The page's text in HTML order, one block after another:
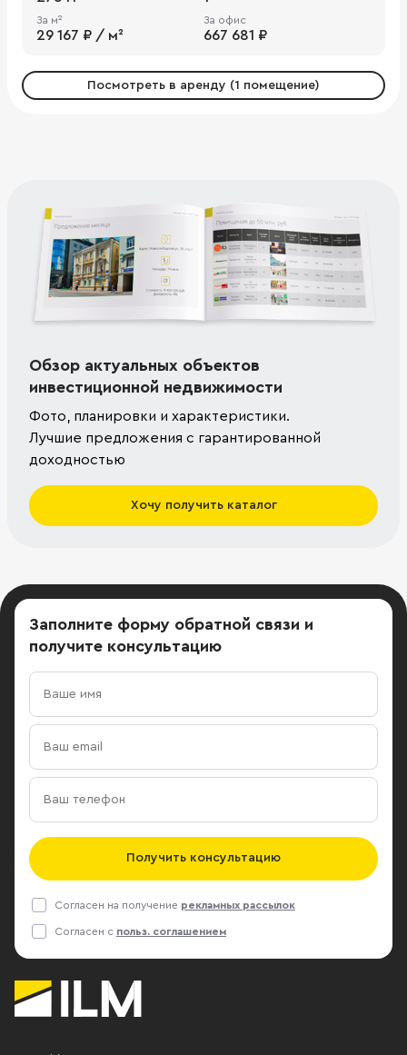
За м²
29 167 ₽ / м²
За офис
667 681 ₽
Посмотреть в аренду (1 помещение)
Обзор актуальных объектов
инвестиционной недвижимости
Фото, планировки и характеристики.
Лучшие предложения с гарантированной
доходностью
Хочу получить каталог
Заполните форму обратной связи и
получите консультацию
Получить консультацию
Согласен на получение рекламных рассылок
Согласен с польз. соглашением